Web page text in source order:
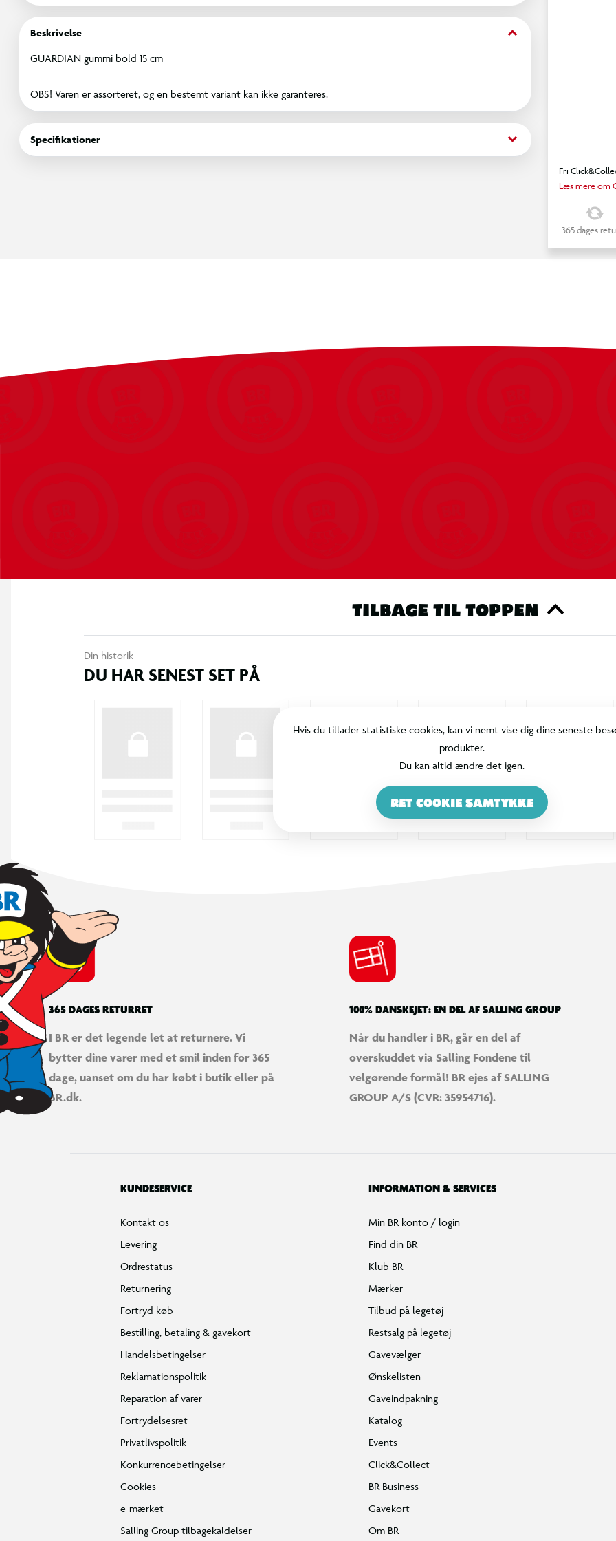
Beskrivelse keyboard_arrow_down
GUARDIAN gummi bold 15 cm
OBS! Varen er assorteret, og en bestemt variant kan ikke garanteres.
Specifikationer keyboard_arrow_down
Fri
Læs mere om
365 dages
TILBAGE TIL TOPPEN
Din historik
DU HAR SENEST SET PÅ
Hvis du tillader statistiske cookies, kan vi nemt vise dig dine seneste
produkter.
Du kan altid ændre det igen.
RET COOKIE SAMTYKKE
365 DAGES RETURRET
I BR er det legende let at returnere. Vi
bytter dine varer med et smil inden for 365
dage, uanset om du har købt i butik eller på
BR.dk.
100% DANSKEJET: EN DEL AF SALLING GROUP
Når du handler i BR, går en del af
overskuddet via Salling Fondene til
velgørende formål! BR ejes af SALLING
GROUP A/S (CVR: 35954716).
KUNDESERVICE
Kontakt os
Levering
Ordrestatus
Returnering
Fortryd køb
Bestilling, betaling & gavekort
Handelsbetingelser
Reklamationspolitik
Reparation af varer
Fortrydelsesret
Privatlivspolitik
Konkurrencebetingelser
Cookies
e-mærket
Salling Group tilbagekaldelser
INFORMATION & SERVICES
Min BR konto / login
Find din BR
Klub BR
Mærker
Tilbud på legetøj
Restsalg på legetøj
Gavevælger
Ønskelisten
Gaveindpakning
Katalog
Events
Click&Collect
BR Business
Gavekort
Om BR